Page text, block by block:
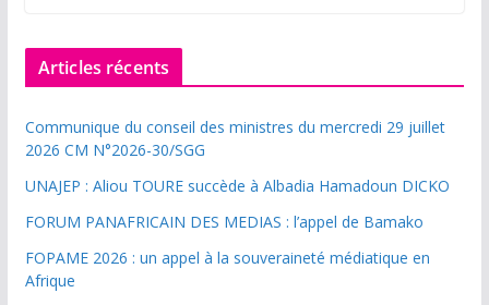
Articles récents
Communique du conseil des ministres du mercredi 29 juillet
2026 CM N°2026-30/SGG
UNAJEP : Aliou TOURE succède à Albadia Hamadoun DICKO
FORUM PANAFRICAIN DES MEDIAS : l’appel de Bamako
FOPAME 2026 : un appel à la souveraineté médiatique en
Afrique